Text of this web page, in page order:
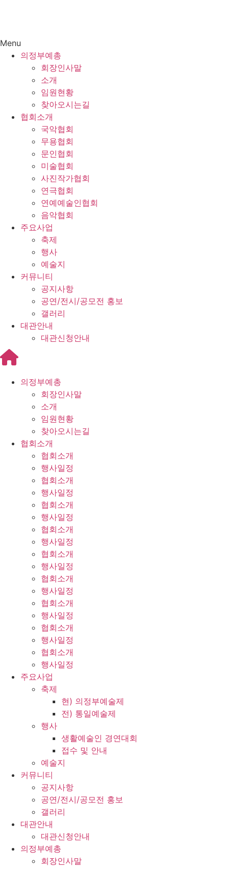
Menu
의정부예총
회장인사말
소개
임원현황
찾아오시는길
협회소개
국악협회
무용협회
문인협회
미술협회
사진작가협회
연극협회
연예예술인협회
음악협회
주요사업
축제
행사
예술지
커뮤니티
공지사항
공연/전시/공모전 홍보
갤러리
대관안내
대관신청안내
의정부예총
회장인사말
소개
임원현황
찾아오시는길
협회소개
협회소개
행사일정
협회소개
행사일정
협회소개
행사일정
협회소개
행사일정
협회소개
행사일정
협회소개
행사일정
협회소개
행사일정
협회소개
행사일정
협회소개
행사일정
주요사업
축제
현) 의정부예술제
전) 통일예술제
행사
생활예술인 경연대회
접수 및 안내
예술지
커뮤니티
공지사항
공연/전시/공모전 홍보
갤러리
대관안내
대관신청안내
의정부예총
회장인사말